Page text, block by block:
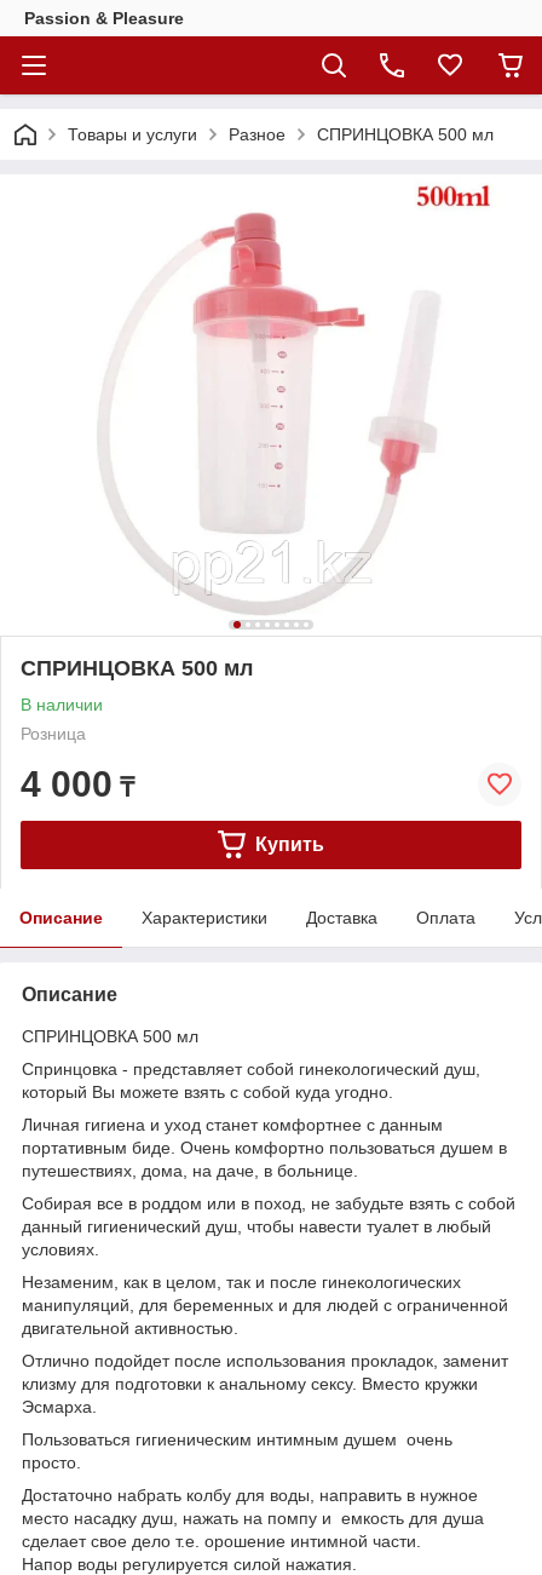
Passion & Pleasure
Товары и услуги Разное СПРИНЦОВКА 500 мл
СПРИНЦОВКА 500 мл
В наличии
Розница
4 000 ₸
Купить
Описание Характеристики Доставка Оплата
Описание
СПРИНЦОВКА 500 мл
Спринцовка - представляет собой гинекологический душ,
который Вы можете взять с собой куда угодно.
Личная гигиена и уход станет комфортнее с данным
портативным биде. Очень комфортно пользоваться душем в
путешествиях, дома, на даче, в больнице.
Собирая все в роддом или в поход, не забудьте взять с собой
данный гигиенический душ, чтобы навести туалет в любый
условиях.
Незаменим, как в целом, так и после гинекологических
манипуляций, для беременных и для людей с ограниченной
двигательной активностью.
Отлично подойдет после использования прокладок, заменит
клизму для подготовки к анальному сексу. Вместо кружки
Эсмарха.
Пользоваться гигиеническим интимным душем очень
просто.
Достаточно набрать колбу для воды, направить в нужное
место насадку душ, нажать на помпу и емкость для душа
сделает свое дело т.е. орошение интимной части.
Напор воды регулируется силой нажатия.